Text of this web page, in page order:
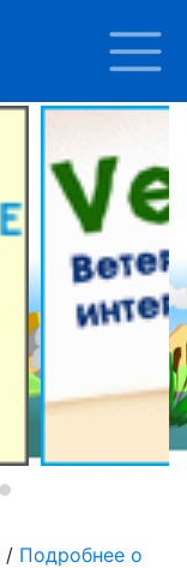
/ Подробнее о